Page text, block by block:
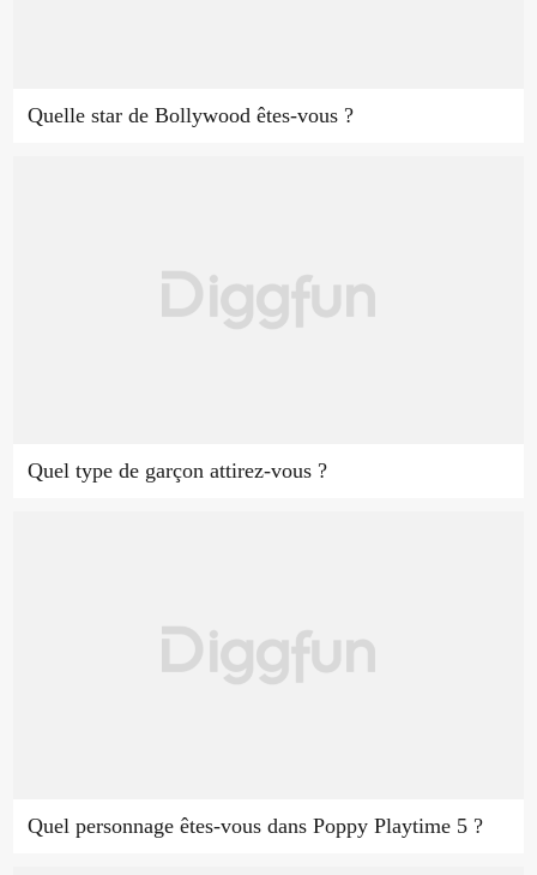
Quelle star de Bollywood êtes-vous ?
Quel type de garçon attirez-vous ?
Quel personnage êtes-vous dans Poppy Playtime 5 ?